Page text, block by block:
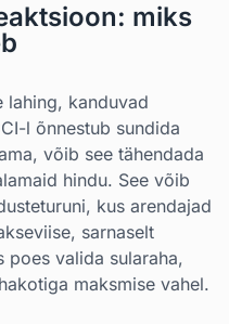
miks
lahing, kanduvad
l õnnestub sundida
võib see tähendada
hindu. See võib
kus arendajad
sarnaselt
poes valida sularaha,
maksmise vahel.